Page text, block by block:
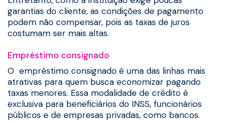
garantias do cliente, as condições de pagamento
podem não compensar, pois as taxas de juros
costumam ser mais altas.
Empréstimo consignado
O empréstimo consignado é uma das linhas mais
atrativas para quem busca economizar pagando
taxas menores. Essa modalidade de crédito é
exclusiva para beneficiários do INSS, funcionários
públicos e de empresas privadas, como bancos.